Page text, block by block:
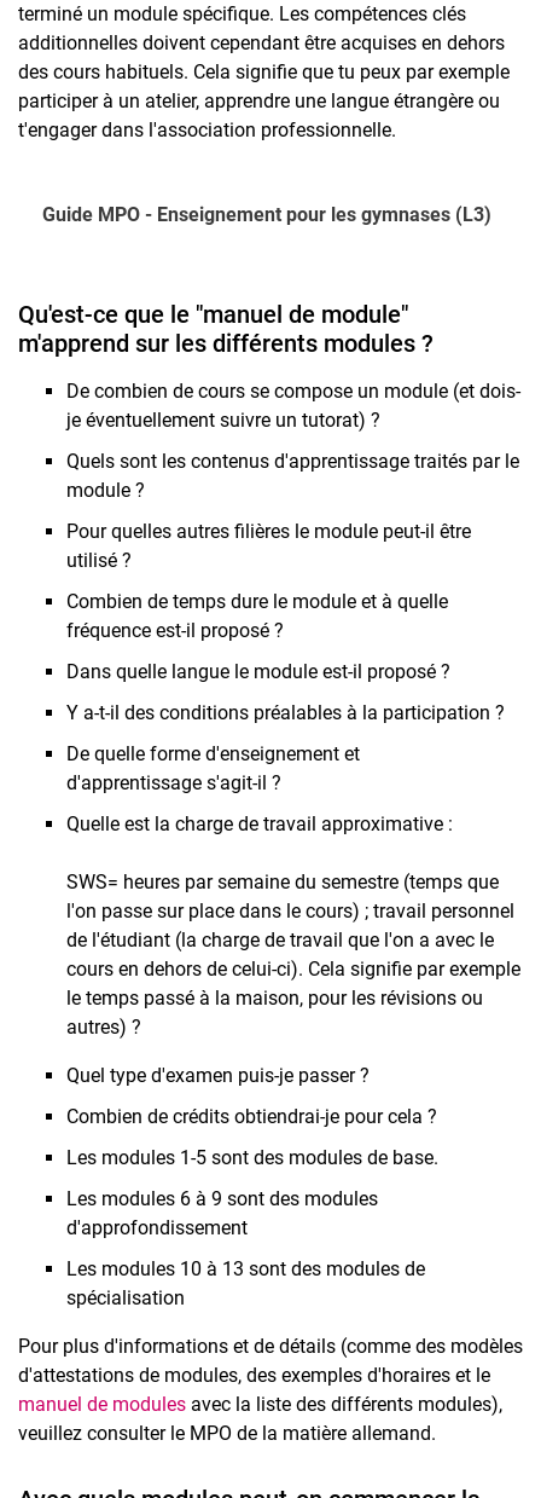
terminé un module spécifique. Les compétences clés
additionnelles doivent cependant être acquises en dehors
des cours habituels. Cela signifie que tu peux par exemple
participer à un atelier, apprendre une langue étrangère ou
t'engager dans l'association professionnelle.
Guide MPO - Enseignement pour les gymnases (L3)
Qu'est-ce que le "manuel de module"
m'apprend sur les différents modules ?
De combien de cours se compose un module (et dois-
je éventuellement suivre un tutorat) ?
Quels sont les contenus d'apprentissage traités par le
module ?
Pour quelles autres filières le module peut-il être
utilisé ?
Combien de temps dure le module et à quelle
fréquence est-il proposé ?
Dans quelle langue le module est-il proposé ?
Y a-t-il des conditions préalables à la participation ?
De quelle forme d'enseignement et
d'apprentissage s'agit-il ?
Quelle est la charge de travail approximative :
SWS= heures par semaine du semestre (temps que
l'on passe sur place dans le cours) ; travail personnel
de l'étudiant (la charge de travail que l'on a avec le
cours en dehors de celui-ci). Cela signifie par exemple
le temps passé à la maison, pour les révisions ou
autres) ?
Quel type d'examen puis-je passer ?
Combien de crédits obtiendrai-je pour cela ?
Les modules 1-5 sont des modules de base.
Les modules 6 à 9 sont des modules
d'approfondissement
Les modules 10 à 13 sont des modules de
spécialisation
Pour plus d'informations et de détails (comme des modèles
d'attestations de modules, des exemples d'horaires et le
manuel de modules avec la liste des différents modules),
veuillez consulter le MPO de la matière allemand.